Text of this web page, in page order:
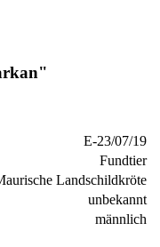
E-23/07/19
Fundtier
Landschildkröte
unbekannt
männlich